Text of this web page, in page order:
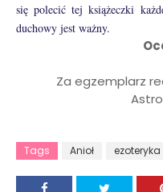
się polecić tej książeczki
duchowy jest ważny.
Za egzemplarz
Tags Anioł ezoteryka